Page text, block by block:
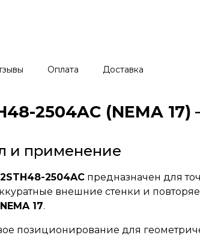
Оплата Доставка
2504AC (NEMA 17)
и применение
2504AC предназначен для
внешние стенки и
NEMA 17.
позиционирование для